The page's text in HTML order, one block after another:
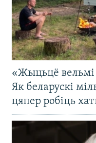
«Жыцьцё вельмі
Як беларускі
цяпер робіць